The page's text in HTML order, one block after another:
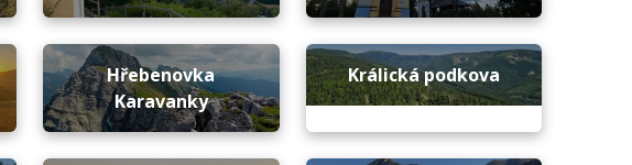
Hřebenovka
Karavanky
Králická podkova